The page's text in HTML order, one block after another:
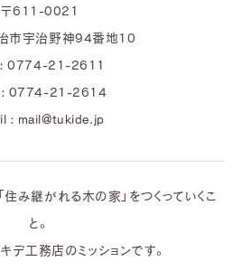
〒611-0021
市宇治野神94番地10
: 0774-21-2611
: 0774-21-2614
: mail@tukide.jp
み継がれる木の家」をつくっていくこ
と。
デ工務店のミッションです。